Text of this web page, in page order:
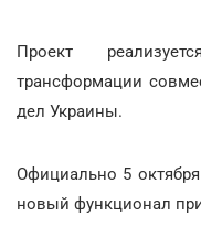
Проект
трансформации
дел Украины.
Официально 5
новый функционал